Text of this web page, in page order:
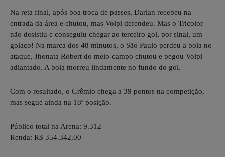
Na reta final, após boa troca de passes, Darlan recebeu na
entrada da área e chutou, mas Volpi defendeu. Mas o Tricolor
não desistiu e conseguiu chegar ao terceiro gol, por sinal, um
golaço! Na marca dos 48 minutos, o São Paulo perdeu a bola no
ataque, Jhonata Robert do meio-campo chutou e pegou Volpi
adiantado. A bola morreu lindamente no fundo do gol.
Com o resultado, o Grêmio chega a 39 pontos na competição,
mas segue ainda na 18ª posição.
Público total na Arena: 9.312
Renda: R$ 354.342,00